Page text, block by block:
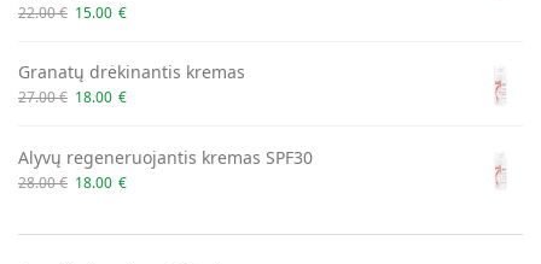
22.00€ 15.00 €
Granatų drėkinantis kremas
27.00€ 18.00 €
Alyvų regeneruojantis kremas SPF30
28.00€ 18.00 €